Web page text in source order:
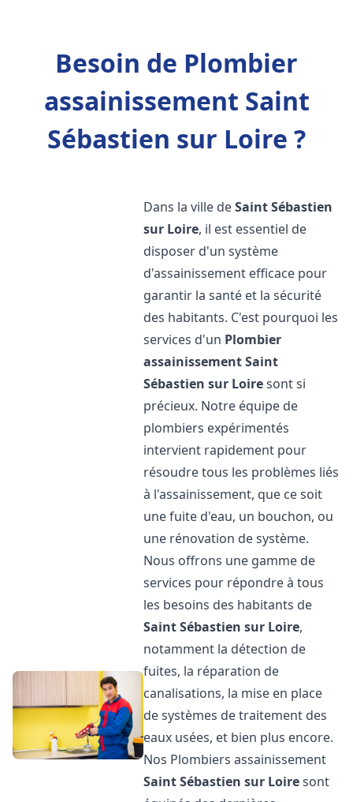
Besoin de Plombier
assainissement Saint
Sébastien sur Loire ?
Dans la ville deSaint Sébastien
sur Loire, il est essentiel de
disposer d'un système
d'assainissement efficace pour
garantir la santé et la sécurité
des habitants. C'est pourquoi les
services d'un Plombier
assainissementSaint
Sébastien sur Loiresont si
précieux. Notre équipe de
plombiers expérimentés
intervient rapidement pour
résoudre tous les problèmes liés
à l'assainissement, que ce soit
une fuite d'eau, un bouchon, ou
une rénovation de système.
Nous offrons une gamme de
services pour répondre à tous
les besoins des habitants de
Saint Sébastien sur Loire,
notamment la détection de
fuites, la réparation de
canalisations, la mise en place
de systèmes de traitement des
eaux usées, et bien plus encore.
Nos Plombiers assainissement
Saint Sébastien sur Loiresont